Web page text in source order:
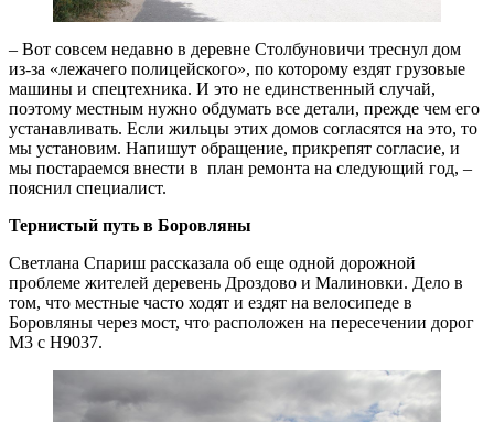
– Вот совсем недавно в деревне Столбуновичи треснул дом
из-за «лежачего полицейского», по которому ездят грузовые
машины и спецтехника. И это не единственный случай,
поэтому местным нужно обдумать все детали, прежде чем его
устанавливать. Если жильцы этих домов согласятся на это, то
мы установим. Напишут обращение, прикрепят согласие, и
мы постараемся внести в план ремонта на следующий год, –
пояснил специалист.
Тернистый путь в Боровляны
Светлана Спариш рассказала об еще одной дорожной
проблеме жителей деревень Дроздово и Малиновки. Дело в
том, что местные часто ходят и ездят на велосипеде в
Боровляны через мост, что расположен на пересечении дорог
М3 с Н9037.